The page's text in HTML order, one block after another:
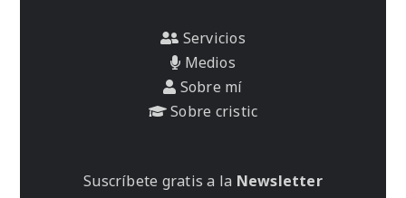
Servicios
Medios
Sobre mí
Sobre cristic
Suscríbete gratis a la Newsletter